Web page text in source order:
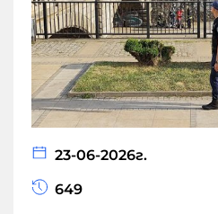
23-06-2026г.
649